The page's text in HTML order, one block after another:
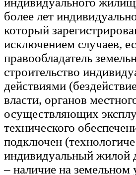
более лет
который
исключением случаев,
правообладатель
строительство
действиями
власти, органов
осуществляющих
технического
подключен
индивидуальный жилой
– наличие на